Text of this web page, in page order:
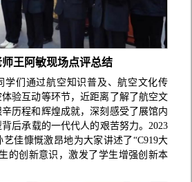
王阿敏现场点评总结
学们通过航空知识普及、航空文化传
验互动等环节，近距离了解了航空文
历程和辉煌成就，深刻感受了展馆内
后承载的一代代人的艰苦努力。2023
佳慷慨激昂地为大家讲述了“C919大
的创新意识，激发了学生增强创新本